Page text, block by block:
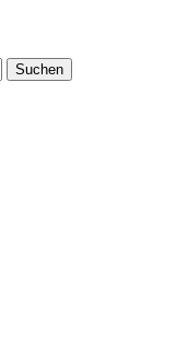
Suchen